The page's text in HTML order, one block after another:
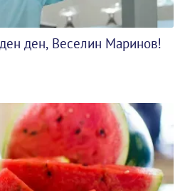
ден, Веселин Маринов!